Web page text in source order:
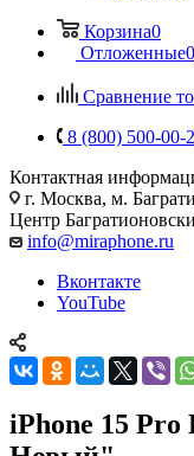
Корзина0
Отложенные0
Сравнение
8 (800) 500-00-
Контактная
г. Москва, м.
Центр
info@miraphone.ru
Вконтакте
YouTube
iPhone 15